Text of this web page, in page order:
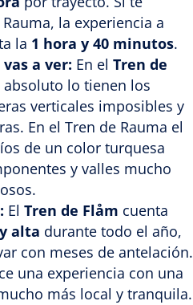
la experiencia a
la 1 hora y 40 minutos.
a ver: En el Tren de
lo tienen los
verticales imposibles y
En el Tren de Rauma el
de un color turquesa
y valles mucho
El Tren de Flåm cuenta
alta durante todo el año,
con meses de antelación.
una experiencia con una
más local y tranquila.